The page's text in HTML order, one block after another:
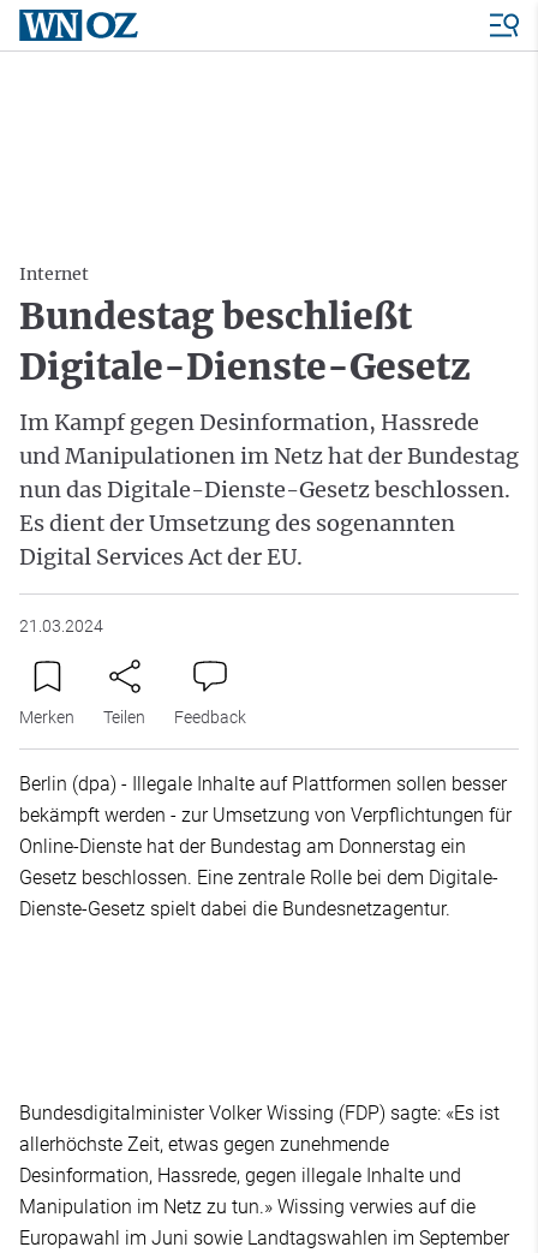
Internet
Bundestag beschließt
Digitale-Dienste-Gesetz
Im Kampf gegen Desinformation, Hassrede
und Manipulationen im Netz hat der Bundestag
nun das Digitale-Dienste-Gesetz beschlossen.
Es dient der Umsetzung des sogenannten
Digital Services Act der EU.
21.03.2024
Merken Teilen Feedback
Berlin (dpa) - Illegale Inhalte auf Plattformen sollen besser
bekämpft werden - zur Umsetzung von Verpflichtungen für
Online-Dienste hat der Bundestag am Donnerstag ein
Gesetz beschlossen. Eine zentrale Rolle bei dem Digitale-
Dienste-Gesetz spielt dabei die Bundesnetzagentur.
Bundesdigitalminister Volker Wissing (FDP) sagte: «Es ist
allerhöchste Zeit, etwas gegen zunehmende
Desinformation, Hassrede, gegen illegale Inhalte und
Manipulation im Netz zu tun.» Wissing verwies auf die
Europawahl im Juni sowie Landtagswahlen im September